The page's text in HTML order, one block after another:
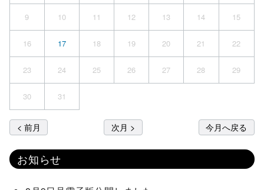
9 10 11 12 13 14 15
16 17 18 19 20 21 22
23 24 25 26 27 28 29
30 31
< 前月 次月 > 今月へ戻る
お知らせ